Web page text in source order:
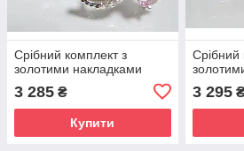
Срібний комплект з
золотими накладками
3 285 ₴
Купити
Срібний
3 295